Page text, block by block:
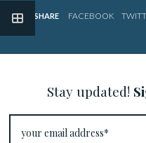
SHARE
Stay updated!